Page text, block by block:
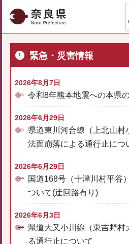
奈良県
緊急・災害情報
2026年8月7日
令和8年熊本地震への本県
2026年6月29日
県道東川河合線（上北山村
法面崩落による通行止につ
2026年6月29日
国道168号（十津川村平谷
ついて(迂回路有り)
2026年6月3日
県道大又小川線（東吉野村
る通行止について